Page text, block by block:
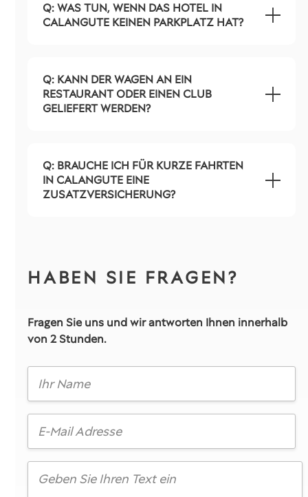
Q: WAS TUN, WENN DAS HOTEL IN
CALANGUTE KEINEN PARKPLATZ HAT?
Q: KANN DER WAGEN AN EIN
RESTAURANT ODER EINEN CLUB
GELIEFERT WERDEN?
Q: BRAUCHE ICH FÜR KURZE FAHRTEN
IN CALANGUTE EINE
ZUSATZVERSICHERUNG?
HABEN SIE FRAGEN?
Fragen Sie uns und wir antworten Ihnen innerhalb
von 2 Stunden.